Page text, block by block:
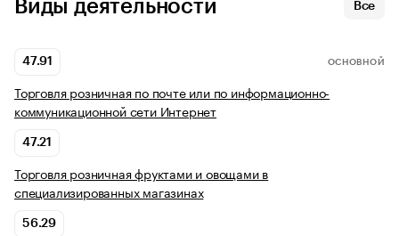
Виды деятельности Все
47.91 ОСНОВНОЙ
Торговля розничная по почте или по информационно-
коммуникационной сети Интернет
47.21
Торговля розничная фруктами и овощами в
специализированных магазинах
56.29